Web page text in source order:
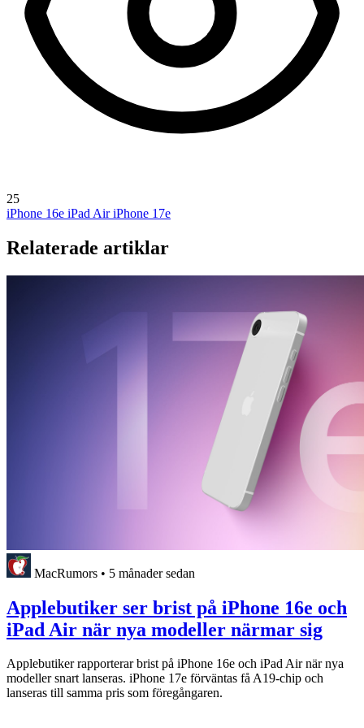
25
iPhone 16e iPad AiriPhone 17e
Relaterade artiklar
MacRumors • 5 månader sedan
Applebutiker ser brist på iPhone 16e och
iPad Air när nya modeller närmar sig
Applebutiker rapporterar brist på iPhone 16e och iPad Air när nya
modeller snart lanseras. iPhone 17e förväntas få A19-chip och
lanseras till samma pris som föregångaren.